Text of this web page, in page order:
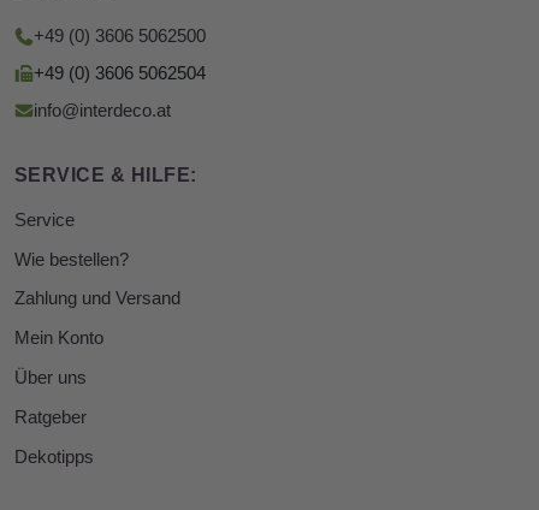
+49 (0) 3606 5062500
+49 (0) 3606 5062504
info@interdeco.at
SERVICE & HILFE:
Service
Wie bestellen?
Zahlung und Versand
Mein Konto
Über uns
Ratgeber
Dekotipps